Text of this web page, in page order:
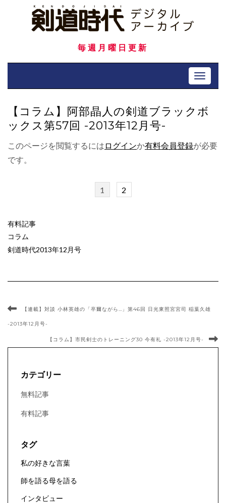
毎週月曜日更新
Toggle
【コラム】阿部晶人の剣道ブラックボ
ックス第57回 -2013年12月号-
このページを閲覧するには ログインか有料会員登録が必要
です。
1 2
有料記事
コラム
剣道時代2013年12月号
【連載】対談 小林英雄の「卒爾ながら…」第46回 日光東照宮宮司 稲葉久雄
-2013年12月号-
【コラム】市民剣士のトレーニング30 今有礼 -2013年12月号-
カテゴリー
無料記事
有料記事
タグ
私の好きな言葉
師を語る母を語る
インタビュー